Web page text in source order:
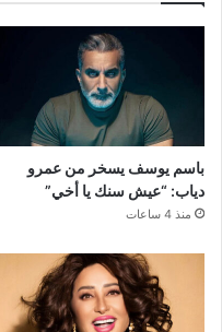
باسم يوسف يسخر من عمرو
دياب: “عيش سنك يا أخي”
منذ 4 ساعات